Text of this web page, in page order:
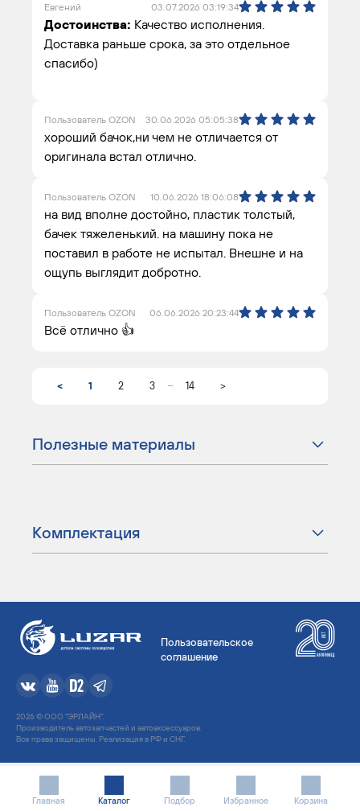
Главная Каталог Подбор Избранное Корзина
Евгений 03.07.2026 03:19:34
Достоинства: Качество исполнения.
Доставка раньше срока, за это отдельное
спасибо)
Пользователь OZON 30.06.2026 05:05:38
хороший бачок,ни чем не отличается от
оригинала встал отлично.
Пользователь OZON 10.06.2026 18:06:08
на вид вполне достойно, пластик толстый,
бачек тяжеленький. на машину пока не
поставил в работе не испытал. Внешне и на
ощупь выглядит добротно.
Пользователь OZON 06.06.2026 20:23:44
Всё отлично 👍
< 1 2 3 14 >
Полезные материалы
Комплектация
Пользовательское
соглашение
2026 © ООО "ЭРЛАЙН".
Производитель автозапчастей и автоаксессуаров.
Все права защищены. Реализация в РФ и СНГ.